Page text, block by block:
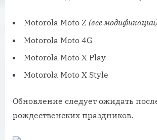
Motorola Moto Z (все
Motorola Moto 4G
Motorola Moto X Play
Motorola Moto X Style
Обновление следует ожидать
рождественских праздников.